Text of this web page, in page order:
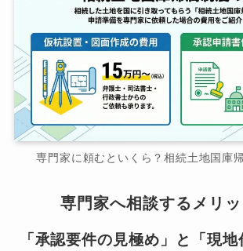
専門家に頼むといくら？相続土地国庫
専門家へ相談するメリッ
「承認要件の見極め」と「現